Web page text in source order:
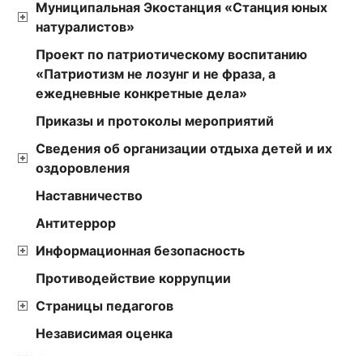
Муниципальная Экостанция «Станция юных
натуралистов»
Проект по патриотическому воспитанию
«Патриотизм не лозунг и не фраза, а
ежедневные конкретные дела»
Приказы и протоколы мероприятий
Сведения об организации отдыха детей и их
оздоровления
Наставничество
Антитеррор
Информационная безопасность
Противодействие коррупции
Страницы педагогов
Независимая оценка